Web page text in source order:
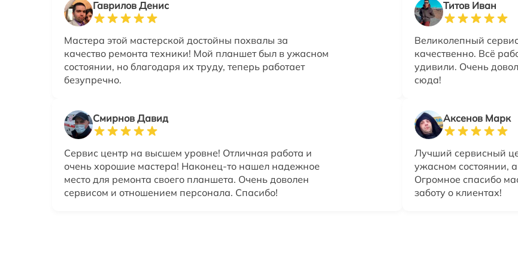
Гаврилов Денис
Мастера этой мастерской достойны похвалы за
качество ремонта техники! Мой планшет был в ужасном
состоянии, но благодаря их труду, теперь работает
безупречно.
Титов Иван
Великолепный
качественно. Всё
удивили. Очень
сюда!
Смирнов Давид
Сервис центр на высшем уровне! Отличная работа и
очень хорошие мастера! Наконец-то нашел надежное
место для ремонта своего планшета. Очень доволен
сервисом и отношением персонала. Спасибо!
Аксенов Марк
Лучший сервисный
ужасном состоянии,
Огромное спасибо
заботу о клиентах!